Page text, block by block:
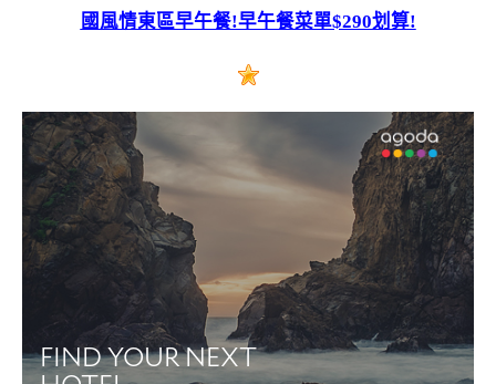
國風情東區早午餐!早午餐菜單$290划算!